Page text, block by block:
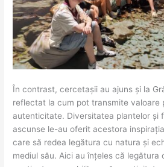
În contrast, cercetașii au ajuns și la
reflectat la cum pot transmite valoare
autenticitate. Diversitatea plantelor și
ascunse le-au oferit acestora
care să redea legătura cu natura și
mediul său. Aici au înțeles că legătura